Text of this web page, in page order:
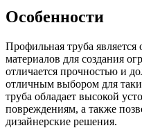
Особенности
Профильная труба
материалов для создания
отличается прочностью и
отличным выбором для
труба обладает высокой
повреждениям, а также
дизайнерские решения.